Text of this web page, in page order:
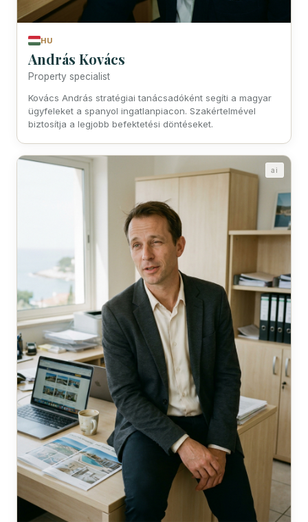
HU
András Kovács
Property specialist
Kovács András stratégiai tanácsadóként segíti a magyar
ügyfeleket a spanyol ingatlanpiacon. Szakértelmével
biztosítja a legjobb befektetési döntéseket.
ai